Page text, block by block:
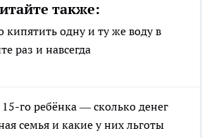
также:
одну и ту же воду в
раз и навсегда
го ребёнка — сколько денег
семья и какие у них льготы